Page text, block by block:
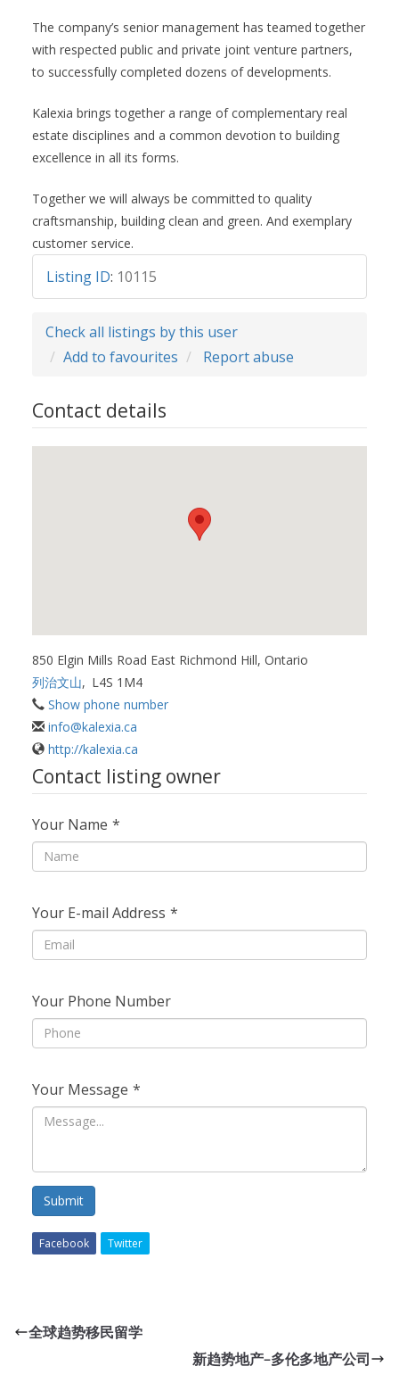
The company’s senior management has teamed together
with respected public and private joint venture partners,
to successfully completed dozens of developments.
Kalexia brings together a range of complementary real
estate disciplines and a common devotion to building
excellence in all its forms.
Together we will always be committed to quality
craftsmanship, building clean and green. And exemplary
customer service.
Listing ID: 10115
Check all listings by this user
Add to favourites
Report abuse
Contact details
850 Elgin Mills Road East Richmond Hill, Ontario
列治文山, L4S 1M4
Show phone number
info@kalexia.ca
http://kalexia.ca
Contact listing owner
Your Name *
Your E-mail Address *
Your Phone Number
Your Message *
Submit
Facebook Twitter
全球趋势移民留学
新趋势地产–多伦多地产公司